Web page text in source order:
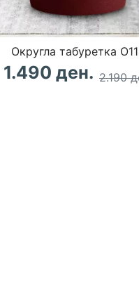
Округла табуретка
1.490 ден. 2.190